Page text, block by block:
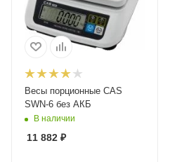
Весы порционные CAS
SWN-6 без АКБ
В наличии
11 882 ₽